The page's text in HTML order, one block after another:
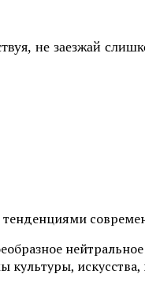
не заезжай
культуры,